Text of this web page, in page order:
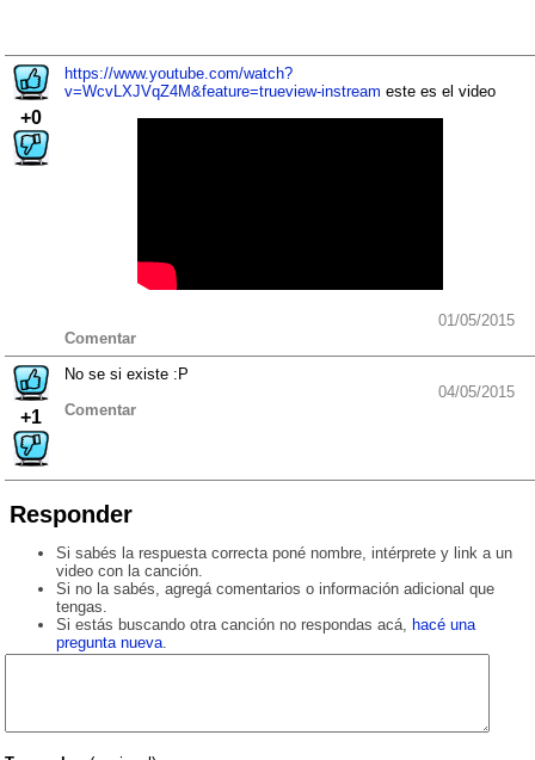
+0
https://www.youtube.com/watch?
v=WcvLXJVqZ4M&feature=trueview-instream este es el video
01/05/2015
Comentar
+1
No se si existe :P
04/05/2015
Comentar
Responder
Si sabés la respuesta correcta poné nombre, intérprete y link a un
video con la canción.
Si no la sabés, agregá comentarios o información adicional que
tengas.
Si estás buscando otra canción no respondas acá,
hacé una
pregunta nueva.